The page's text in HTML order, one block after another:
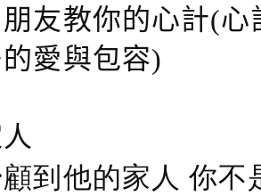
友教你的心計(
愛與包容)
到他的家人 你